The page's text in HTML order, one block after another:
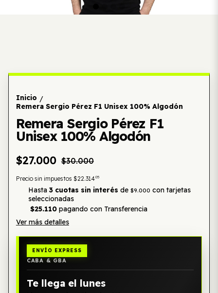
Inicio /
Remera Sergio Pérez F1 Unisex 100% Algodón
Remera Sergio Pérez F1
Unisex 100% Algodón
$27.000 $30.000
Precio sin impuestos $22.31405
Hasta 3 cuotas sin interés de $9.000 con tarjetas
seleccionadas
$25.110pagando con Transferencia
Ver más detalles
ENVÍO EXPRESS
CABA & GBA
Te llega el lunes